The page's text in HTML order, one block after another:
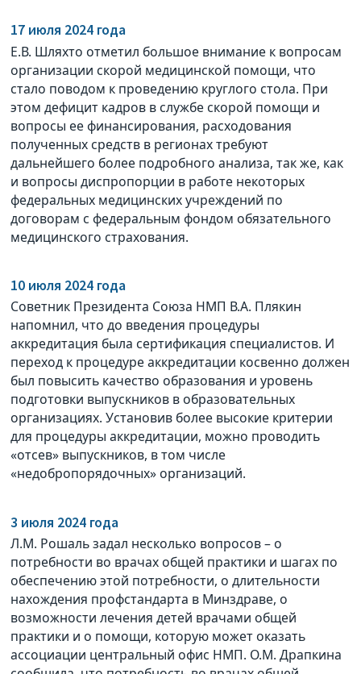
17 июля 2024 года
Е.В. Шляхто отметил большое внимание к вопросам
организации скорой медицинской помощи, что
стало поводом к проведению круглого стола. При
этом дефицит кадров в службе скорой помощи и
вопросы ее финансирования, расходования
полученных средств в регионах требуют
дальнейшего более подробного анализа, так же, как
и вопросы диспропорции в работе некоторых
федеральных медицинских учреждений по
договорам с федеральным фондом обязательного
медицинского страхования.
10 июля 2024 года
Советник Президента Союза НМП В.А. Плякин
напомнил, что до введения процедуры
аккредитация была сертификация специалистов. И
переход к процедуре аккредитации косвенно должен
был повысить качество образования и уровень
подготовки выпускников в образовательных
организациях. Установив более высокие критерии
для процедуры аккредитации, можно проводить
«отсев» выпускников, в том числе
«недобропорядочных» организаций.
3 июля 2024 года
Л.М. Рошаль задал несколько вопросов – о
потребности во врачах общей практики и шагах по
обеспечению этой потребности, о длительности
нахождения профстандарта в Минздраве, о
возможности лечения детей врачами общей
практики и о помощи, которую может оказать
ассоциации центральный офис НМП. О.М. Драпкина